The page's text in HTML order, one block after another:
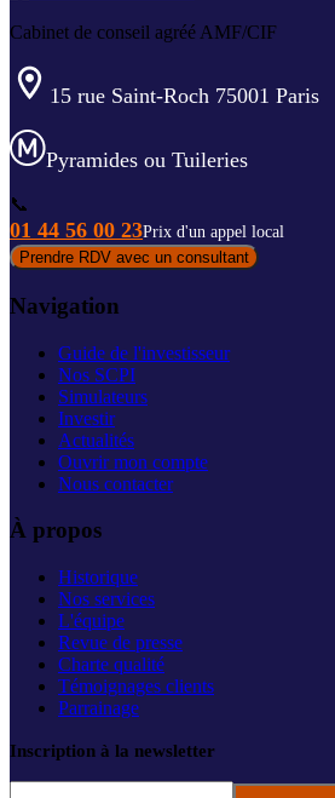
Cabinet de conseil agréé AMF/CIF
15 rue Saint-Roch 75001 Paris
Pyramides ou Tuileries
📞
01 44 56 00 23Prix d'un appel local
Prendre RDV avec un consultant
Navigation
Guide de l'investisseur
Nos SCPI
Simulateurs
Investir
Actualités
Ouvrir mon compte
Nous contacter
À propos
Historique
Nos services
L'équipe
Revue de presse
Charte qualité
Témoignages clients
Parrainage
Inscription à la newsletter